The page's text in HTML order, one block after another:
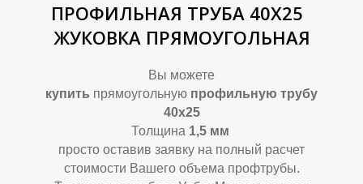
ПРОФИЛЬНАЯ ТРУБА 40Х25
ЖУКОВКА ПРЯМОУГОЛЬНАЯ
Вы можете
купить прямоугольную профильную трубу
40х25
Толщина 1,5мм
просто оставив заявку на полный расчет
стоимости Вашего объема профтрубы.